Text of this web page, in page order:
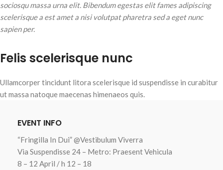
sociosqu massa urna elit. Bibendum egestas elit fames adipiscing
scelerisque a est amet a nisi volutpat pharetra sed a eget nunc
sapien per.
Felis scelerisque nunc
Ullamcorper tincidunt litora scelerisque id suspendisse in curabitur
ut massa natoque maecenas himenaeos quis.
EVENT INFO
“Fringilla In Dui” @Vestibulum Viverra
Via Suspendisse 24 – Metro: Praesent Vehicula
8 – 12 April / h 12 – 18